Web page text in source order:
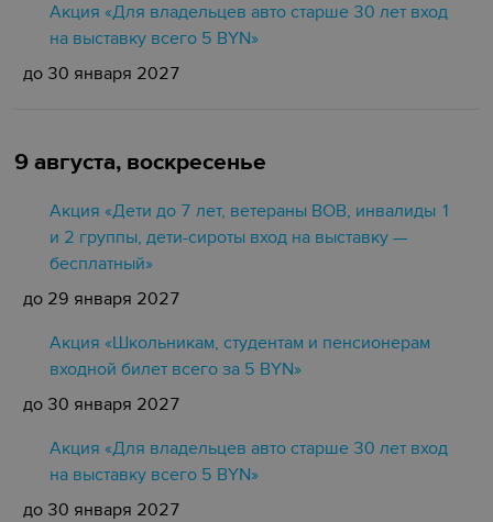
Акция «Для владельцев авто старше 30 лет вход
на выставку всего 5 BYN»
до 30 января 2027
9 августа, воскресенье
Акция «Дети до 7 лет, ветераны ВОВ, инвалиды 1
и 2 группы, дети-сироты вход на выставку —
бесплатный»
до 29 января 2027
Акция «Школьникам, студентам и пенсионерам
входной билет всего за 5 BYN»
до 30 января 2027
Акция «Для владельцев авто старше 30 лет вход
на выставку всего 5 BYN»
до 30 января 2027